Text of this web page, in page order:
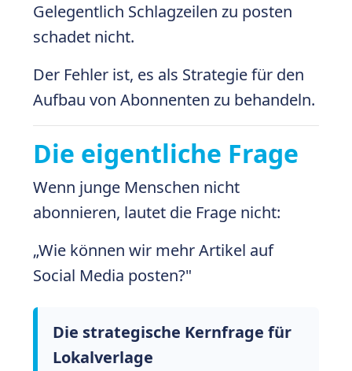
Gelegentlich Schlagzeilen zu posten
schadet nicht.
Der Fehler ist, es als Strategie für den
Aufbau von Abonnenten zu behandeln.
Die eigentliche Frage
Wenn junge Menschen nicht
abonnieren, lautet die Frage nicht:
„Wie können wir mehr Artikel auf
Social Media posten?"
Die strategische Kernfrage für
Lokalverlage